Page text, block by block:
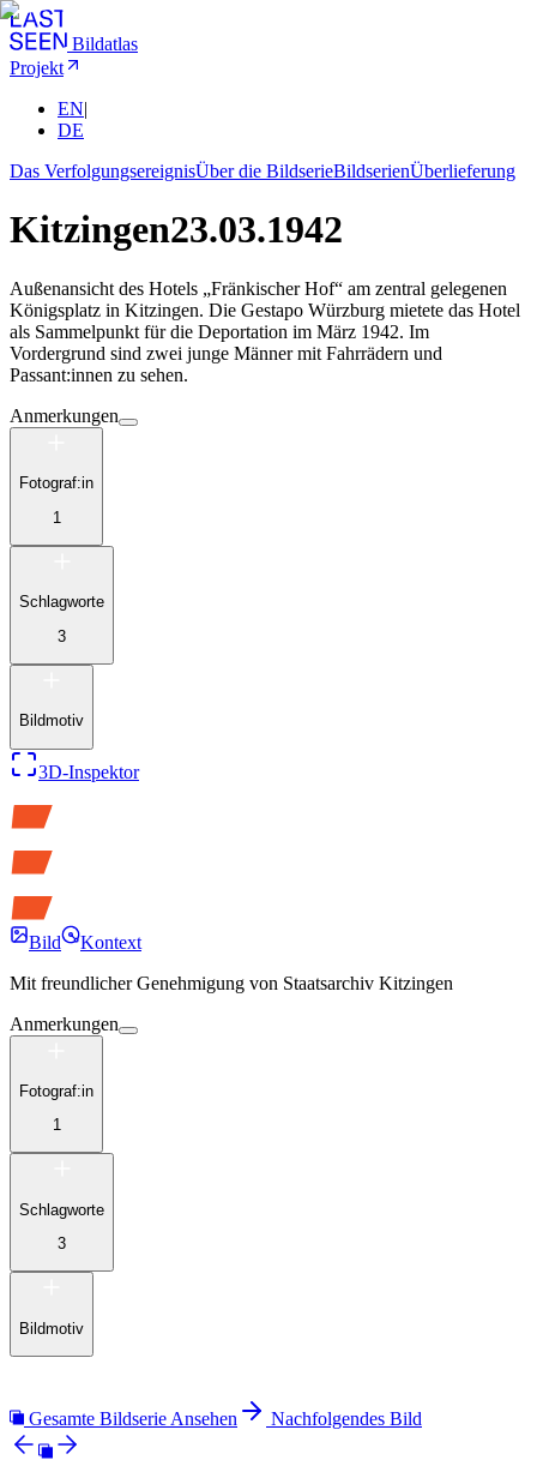
Bildatlas
Projekt
EN|
DE
Das VerfolgungsereignisÜber die BildserieBildserienÜberlieferung
Kitzingen23.03.1942
Außenansicht des Hotels „Fränkischer Hof“ am zentral gelegenen
Königsplatz in Kitzingen. Die Gestapo Würzburg mietete das Hotel
als Sammelpunkt für die Deportation im März 1942. Im
Vordergrund sind zwei junge Männer mit Fahrrädern und
Passant:innen zu sehen.
Anmerkungen
Fotograf:in
1
Schlagworte
3
Bildmotiv
3D-Inspektor
Bild
Kontext
Mit freundlicher Genehmigung von Staatsarchiv Kitzingen
Anmerkungen
Fotograf:in
1
Schlagworte
3
Bildmotiv
Gesamte Bildserie Ansehen Nachfolgendes Bild